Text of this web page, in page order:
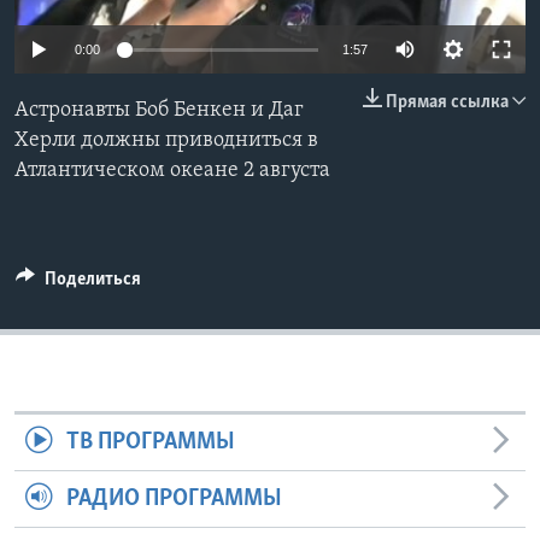
Learning English
СОЦИАЛЬНЫЕ СЕТИ
0:00 1:57
Прямая ссылка
Астронавты Боб Бенкен и Даг
Херли должны приводниться в
Атлантическом океане 2 августа
Поделиться
ТВ ПРОГРАММЫ
РАДИО ПРОГРАММЫ